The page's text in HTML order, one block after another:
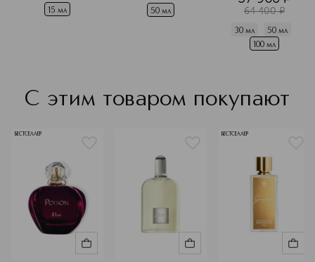
15 мл 50 мл 64 400 ¤
30 мл
50 мл
100 мл
С этим товаром покупают
БЕСТСЕЛЛЕР БЕСТСЕЛЛЕР